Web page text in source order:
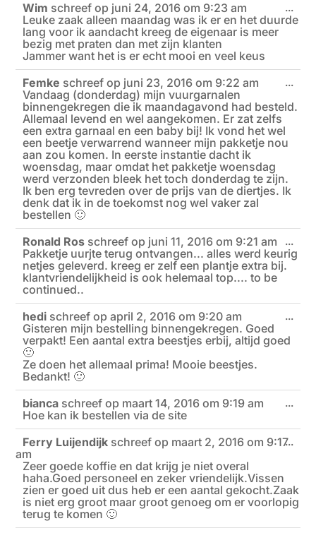
Wim schreef op juni 24, 2016 om 9:23 am
Leuke zaak alleen maandag was ik er en het duurde
lang voor ik aandacht kreeg de eigenaar is meer
bezig met praten dan met zijn klanten
Jammer want het is er echt mooi en veel keus
...
deze
Femke schreef op juni 23, 2016 om 9:22 am
Vandaag (donderdag) mijn vuurgarnalen
binnengekregen die ik maandagavond had besteld.
Allemaal levend en wel aangekomen. Er zat zelfs
een extra garnaal en een baby bij! Ik vond het wel
een beetje verwarrend wanneer mijn pakketje nou
aan zou komen. In eerste instantie dacht ik
woensdag, maar omdat het pakketje woensdag
werd verzonden bleek het toch donderdag te zijn.
Ik ben erg tevreden over de prijs van de diertjes. Ik
denk dat ik in de toekomst nog wel vaker zal
bestellen 🙂
...
Ronald Ros schreef op juni 11, 2016 om 9:21 am
Pakketje uurjte terug ontvangen... alles werd keurig
netjes geleverd. kreeg er zelf een plantje extra bij.
klantvriendelijkheid is ook helemaal top.... to be
continued..
...
deze
hedi schreef op april 2, 2016 om 9:20 am
Gisteren mijn bestelling binnengekregen. Goed
verpakt! Een aantal extra beestjes erbij, altijd goed
🙂
Ze doen het allemaal prima! Mooie beestjes.
Bedankt! 🙂
...
bianca schreef op maart 14, 2016 om 9:19 am
Hoe kan ik bestellen via de site
...
Ferry Luijendijk schreef op maart 2, 2016 om 9:17
am
Zeer goede koffie en dat krijg je niet overal
haha.Goed personeel en zeker vriendelijk.Vissen
zien er goed uit dus heb er een aantal gekocht.Zaak
is niet erg groot maar groot genoeg om er voorlopig
terug te komen 🙂
...